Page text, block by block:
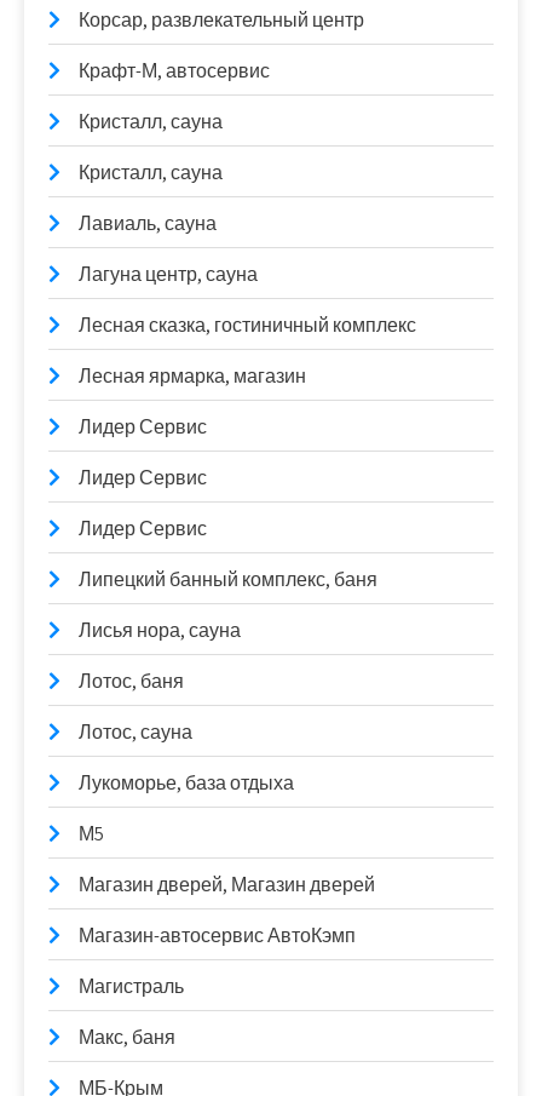
Корсар, развлекательный центр
Крафт-М, автосервис
Кристалл, сауна
Кристалл, сауна
Лавиаль, сауна
Лагуна центр, сауна
Лесная сказка, гостиничный комплекс
Лесная ярмарка, магазин
Лидер Сервис
Лидер Сервис
Лидер Сервис
Липецкий банный комплекс, баня
Лисья нора, сауна
Лотос, баня
Лотос, сауна
Лукоморье, база отдыха
М5
Магазин дверей, Магазин дверей
Магазин-автосервис АвтоКэмп
Магистраль
Макс, баня
МБ-Крым